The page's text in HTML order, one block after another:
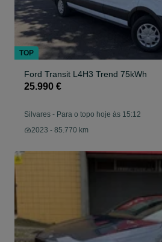
Ford Transit L4H3 Trend 75kWh
25.990 €
Silvares - Para o topo hoje às 15:12
2023 - 85.770 km
TOP